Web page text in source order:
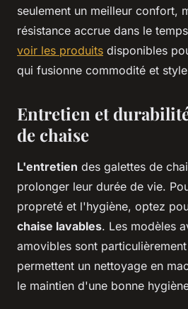
seulement un meilleur confort,
résistance accrue dans le
voir les produits disponibles
qui fusionne commodité et
Entretien et
de chaise
L'entretien des galettes de
prolonger leur durée de vie.
propreté et l'hygiène, optez
chaise lavables. Les modèles
amovibles sont
permettent un nettoyage en
le maintien d'une bonne